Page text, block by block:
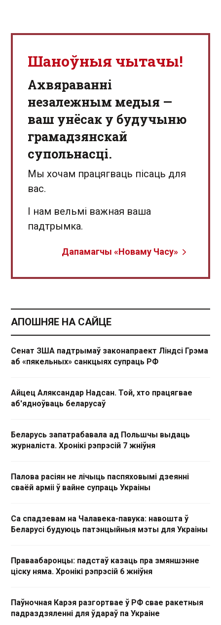
Шаноўныя чытачы!
Aхвяраванні
незалежным медыя —
ваш унёсак у будучыню
грамадзянскай
супольнасці.
Мы хочам працягваць пісаць для
вас.
І нам вельмі важная ваша
падтрымка.
Дапамагчы «Новаму Часу»
АПОШНЯЕ НА САЙЦЕ
Сенат ЗША падтрымаў законапраект Ліндсі Грэма
аб «пякельных» санкцыях супраць РФ
Айцец Аляксандар Надсан. Той, хто працягвае
аб'ядноўваць беларусаў
Беларусь запатрабавала ад Польшчы выдаць
журналіста. Хронікі рэпрэсій 7 жніўня
Палова расіян не лічыць паспяховымі дзеянні
сваёй арміі ў вайне супраць Украіны
Са спадзевам на Чалавека-павука: навошта ў
Беларусі будуюць патэнцыйныя мэты для Украіны
Праваабаронцы: падстаў казаць пра змяншэнне
ціску няма. Хронікі рэпрэсій 6 жніўня
Паўночная Карэя разгортвае ў РФ свае ракетныя
падраздзяленні для ўдараў па Украіне